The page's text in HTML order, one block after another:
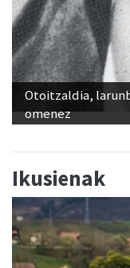
Otoitzaldia,
omenez
Ikusienak